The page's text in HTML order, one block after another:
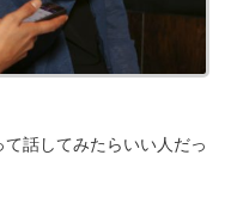
て話してみたらいい人だっ